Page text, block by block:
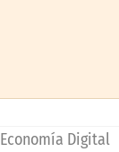
Economía Digital